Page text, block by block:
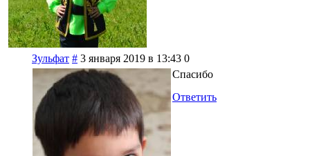
Зульфат # 3 января 2019 в 13:43 0
Спасибо
Ответить